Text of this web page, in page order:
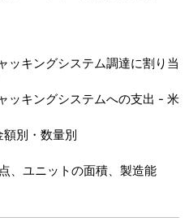
ッキングシステム調達に割り当
ッキングシステムへの支出 - 米
別・数量別
、ユニットの面積、製造能